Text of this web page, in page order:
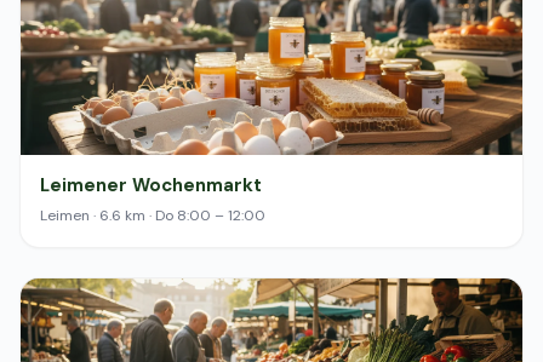
Leimener Wochenmarkt
Leimen · 6.6 km · Do 8:00 – 12:00